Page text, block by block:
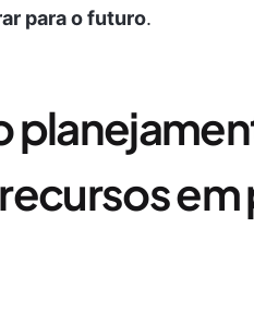
para o futuro.
em